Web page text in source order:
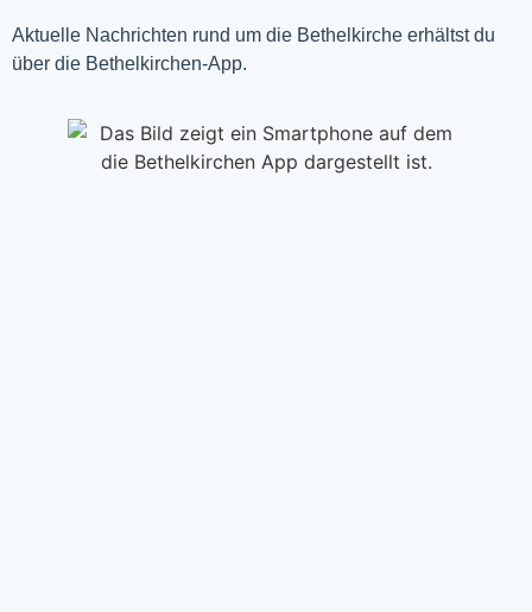
Aktuelle Nachrichten rund um die Bethelkirche erhältst du
über die Bethelkirchen-App.